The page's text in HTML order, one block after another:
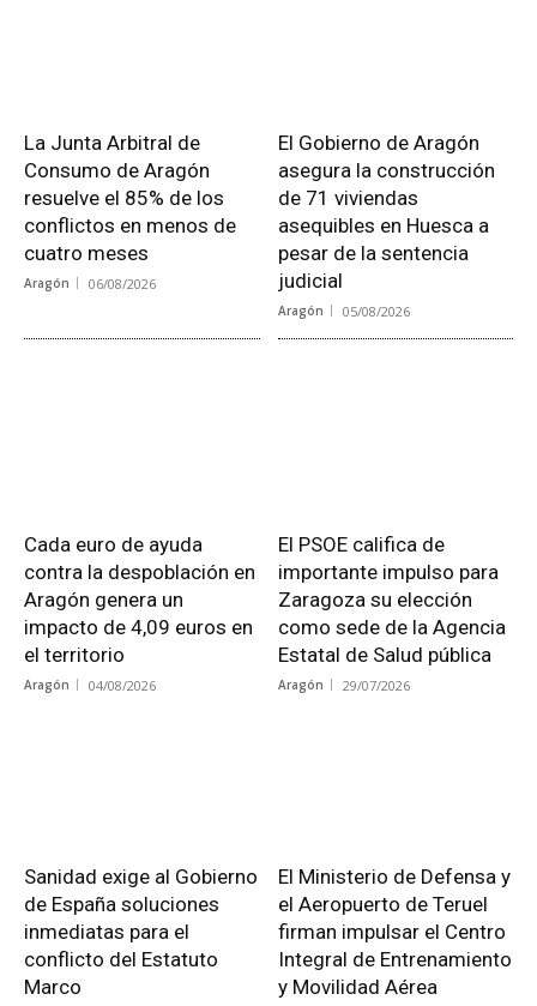
La Junta Arbitral de
Consumo de Aragón
resuelve el 85% de los
conflictos en menos de
cuatro meses
Aragón 06/08/2026
El Gobierno de Aragón
asegura la construcción
de 71 viviendas
asequibles en Huesca a
pesar de la sentencia
judicial
Aragón 05/08/2026
Cada euro de ayuda
contra la despoblación en
Aragón genera un
impacto de 4,09 euros en
el territorio
Aragón 04/08/2026
El PSOE califica de
importante impulso para
Zaragoza su elección
como sede de la Agencia
Estatal de Salud pública
Aragón 29/07/2026
Sanidad exige al Gobierno
de España soluciones
inmediatas para el
conflicto del Estatuto
Marco
El Ministerio de Defensa y
el Aeropuerto de Teruel
firman impulsar el Centro
Integral de Entrenamiento
y Movilidad Aérea